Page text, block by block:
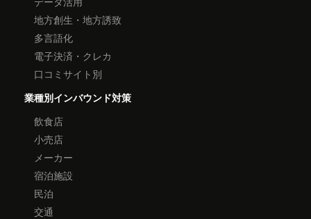
地方創生・地方誘致
多言語化
電子決済・クレカ
口コミサイト別
業種別インバウンド対策
飲食店
小売店
メーカー
宿泊施設
民泊
交通